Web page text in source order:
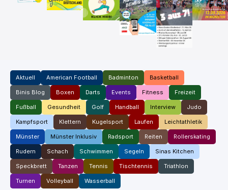
Aktuell American Football Badminton Basketball
Binis Blog Boxen Darts Events Fitness Freizeit
Fußball Gesundheit Golf Handball Interview Judo
Kampfsport Klettern Kugelsport Laufen Leichtathletik
Münster Münster Inklusiv Radsport Reiten Rollerskating
Rudern Schach Schwimmen Segeln Sinas Kitchen
Speckbrett Tanzen Tennis Tischtennis Triathlon
Turnen Volleyball Wasserball